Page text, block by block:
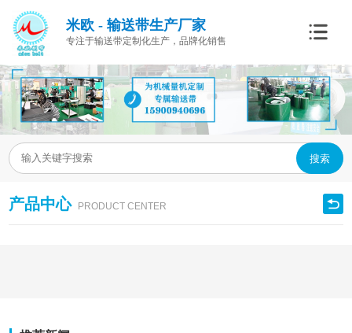
米欧 - 输送带生产厂家
专注于输送带定制化生产，品牌化销售
搜索
产品中心 PRODUCT CENTER